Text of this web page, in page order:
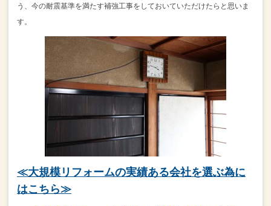
う、 今の耐震基準を満たす補強工事をしておいていただけたらと思いま
す。
≪大規模リフォームの実績ある会社を選ぶ為に
はこちら≫